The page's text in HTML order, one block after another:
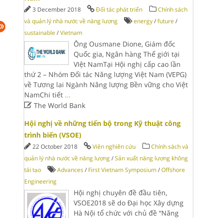
3 December 2018 Đối tác phát triển
Chính sách
và quản lý nhà nước về năng lượng
energy /future /
sustainable /Vietnam
Ông Ousmane Dione, Giám đốc
Quốc gia, Ngân hàng Thế giới tại
VIệt NamTại Hội nghị cấp cao lần
thứ 2 – Nhóm Đối tác Năng lượng Việt Nam (VEPG)
về Tương lai Ngành Năng lượng Bền vững cho Việt
NamChi tiết ...
The World Bank
Hội nghị về những tiến bộ trong Kỹ thuật công
trình biển (VSOE)
22 October 2018 Viện nghiên cứu
Chính sách và
quản lý nhà nước về năng lượng /Sản xuất năng lượng không
tái tạo
Advances / First Vietnam Symposium /Offshore
Engineering
Hội nghị chuyên đề đầu tiên,
VSOE2018 sẽ do Đại học Xây dựng
Hà Nội tổ chức với chủ đề “Năng